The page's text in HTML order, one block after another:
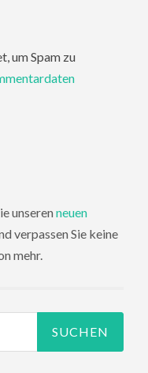
um Spam zu
unseren neuen
verpassen Sie keine
mehr.